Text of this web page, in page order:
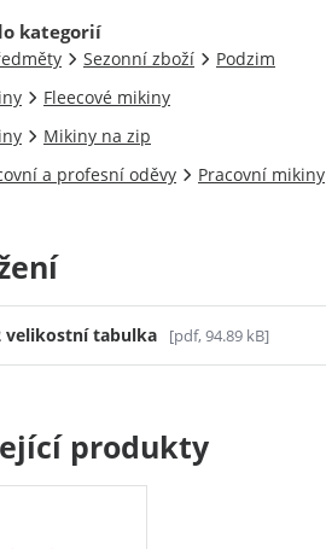
kategorií
Sezonní zboží
Podzim
Fleecové mikiny
Mikiny na zip
a profesní oděvy Pracovní mikiny
velikostní tabulka [pdf, 94.89 kB]
produkty